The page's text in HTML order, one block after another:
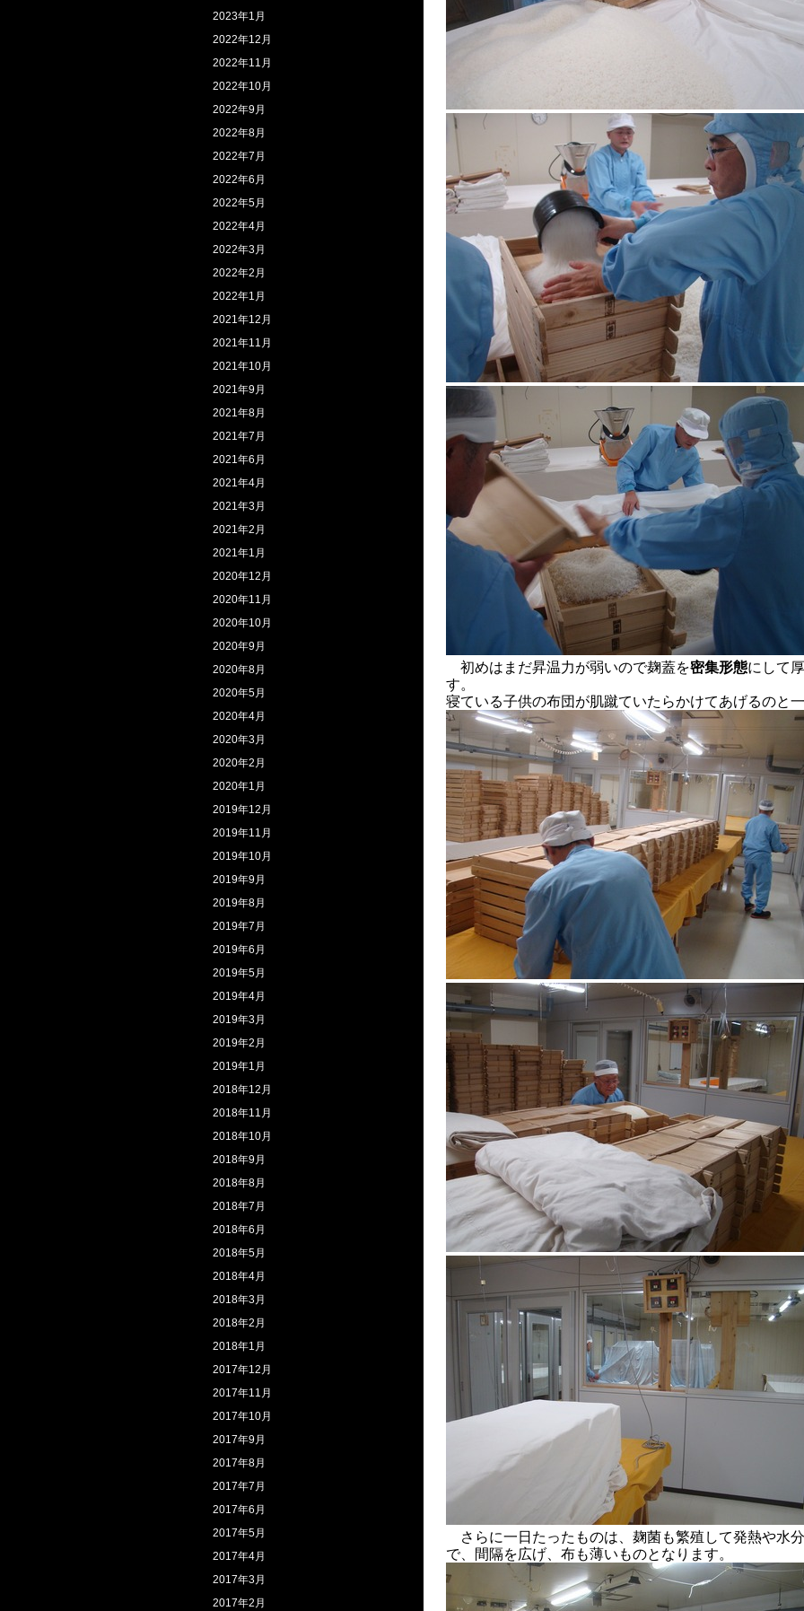
初めはまだ昇温力が弱いので麹蓋を密集形態にして
す。
寝ている子供の布団が肌蹴ていたらかけてあげるのと
さらに一日たったものは、麹菌も繁殖して発熱や水
で、間隔を広げ、布も薄いものとなります。
2023年1月
2022年12月
2022年11月
2022年10月
2022年9月
2022年8月
2022年7月
2022年6月
2022年5月
2022年4月
2022年3月
2022年2月
2022年1月
2021年12月
2021年11月
2021年10月
2021年9月
2021年8月
2021年7月
2021年6月
2021年4月
2021年3月
2021年2月
2021年1月
2020年12月
2020年11月
2020年10月
2020年9月
2020年8月
2020年5月
2020年4月
2020年3月
2020年2月
2020年1月
2019年12月
2019年11月
2019年10月
2019年9月
2019年8月
2019年7月
2019年6月
2019年5月
2019年4月
2019年3月
2019年2月
2019年1月
2018年12月
2018年11月
2018年10月
2018年9月
2018年8月
2018年7月
2018年6月
2018年5月
2018年4月
2018年3月
2018年2月
2018年1月
2017年12月
2017年11月
2017年10月
2017年9月
2017年8月
2017年7月
2017年6月
2017年5月
2017年4月
2017年3月
2017年2月